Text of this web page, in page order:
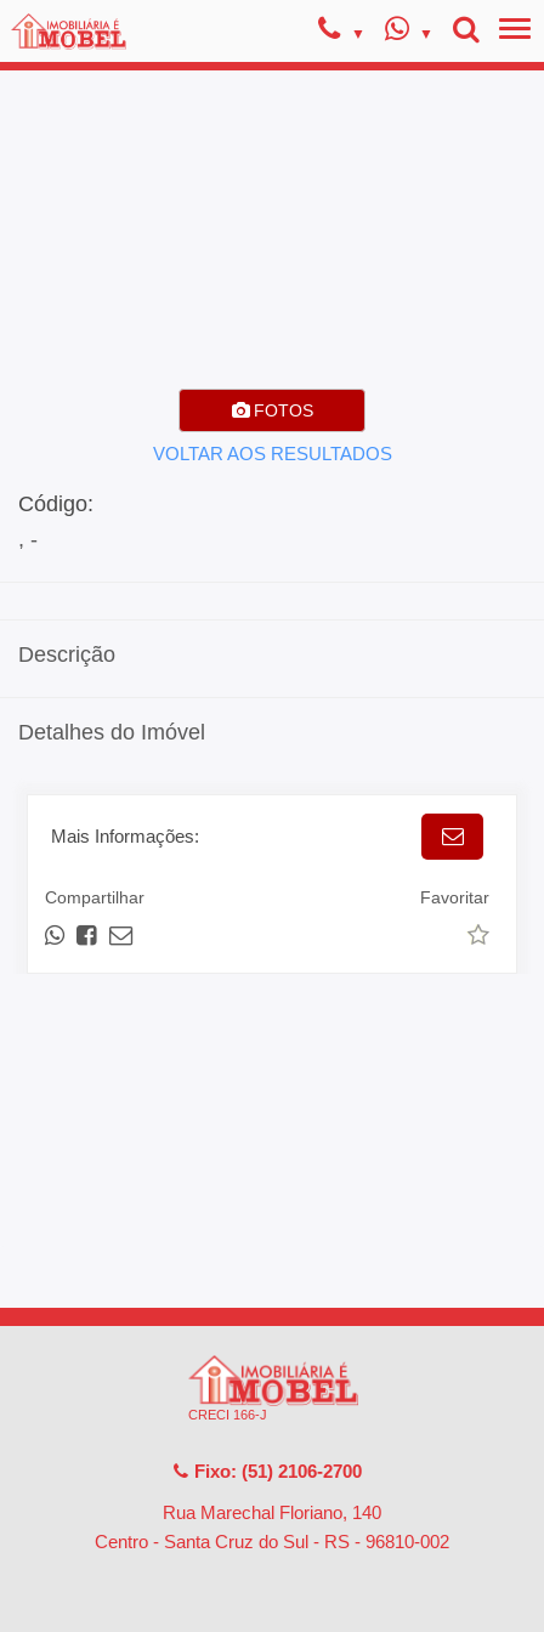
FOTOS
VOLTAR AOS RESULTADOS
Código:
, -
Descrição
Detalhes do Imóvel
Mais Informações:
Compartilhar Favoritar
CRECI 166-J
Fixo: (51) 2106-2700
Rua Marechal Floriano, 140
Centro - Santa Cruz do Sul - RS - 96810-002